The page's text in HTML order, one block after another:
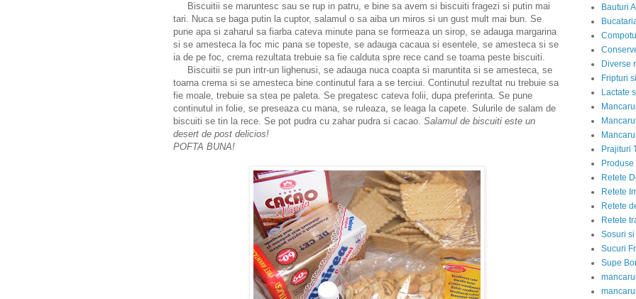
Biscuitii se maruntesc sau se rup in patru, e bine sa avem si biscuiti fragezi si putin mai
tari. Nuca se baga putin la cuptor, salamul o sa aiba un miros si un gust mult mai bun. Se
pune apa si zaharul sa fiarba cateva minute pana se formeaza un sirop, se adauga margarina
si se amesteca la foc mic pana se topeste, se adauga cacaua si esentele, se amesteca si se
ia de pe foc, crema rezultata trebuie sa fie calduta spre rece cand se toarna peste biscuiti.
Biscuitii se pun intr-un lighenusi, se adauga nuca coapta si maruntita si se amesteca, se
toarna crema si se amesteca bine continutul fara a se terciui. Continutul rezultat nu trebuie sa
fie moale, trebuie sa stea pe paleta. Se pregatesc cateva folii, dupa preferinta. Se pune
continutul in folie, se preseaza cu mana, se ruleaza, se leaga la capete. Sulurile de salam de
biscuiti se tin la rece. Se pot pudra cu zahar pudra si cacao. Salamul de biscuiti este un
desert de post delicios!
POFTA BUNA!
Bauturi
Diverse
Fripturi
Lactate
Prajituri
Retete
Retete
Retete
Retete
Sosuri
Sucuri
Supe